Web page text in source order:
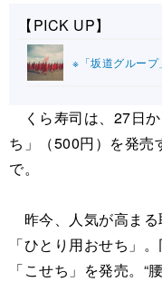
【PICK UP】
※「坂道グループ
くら寿司は、27日
ち」（500円）を発売
で。
昨今、人気が高まる
「ひとり用おせち」
「こせち」を発売。“